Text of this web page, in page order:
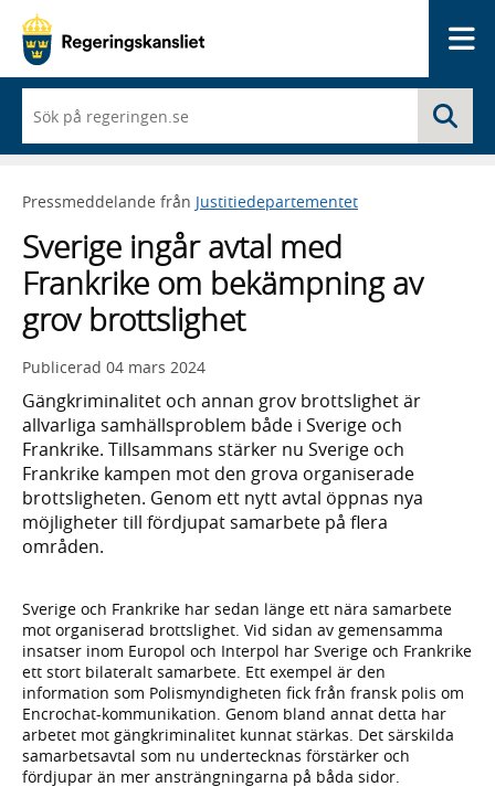
du
börjar
skriva
framträder
lista
med
sökförslag
Pressmeddelande från Justitiedepartementet
Sverige ingår avtal med
Frankrike om bekämpning av
grov brottslighet
Publicerad 04 mars 2024
Gängkriminalitet och annan grov brottslighet är
allvarliga samhällsproblem både i Sverige och
Frankrike. Tillsammans stärker nu Sverige och
Frankrike kampen mot den grova organiserade
brottsligheten. Genom ett nytt avtal öppnas nya
möjligheter till fördjupat samarbete på flera
områden.
Sverige och Frankrike har sedan länge ett nära samarbete
mot organiserad brottslighet. Vid sidan av gemensamma
insatser inom Europol och Interpol har Sverige och Frankrike
ett stort bilateralt samarbete. Ett exempel är den
information som Polismyndigheten fick från fransk polis om
Encrochat-kommunikation. Genom bland annat detta har
arbetet mot gängkriminalitet kunnat stärkas. Det särskilda
samarbetsavtal som nu undertecknas förstärker och
fördjupar än mer ansträngningarna på båda sidor.